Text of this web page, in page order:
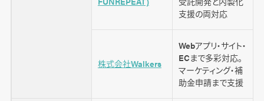
支援の両対応
株式会社Walkers
Webアプリ・サイト・
ECまで多彩対応。
マーケティング・補
助金申請まで支援